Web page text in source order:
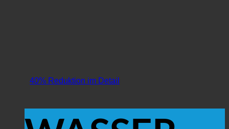
40% Reduktion im Detail